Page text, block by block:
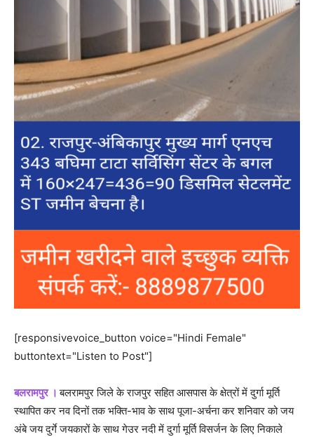
[responsivevoice_button voice="Hindi Female"
buttontext="Listen to Post"]
बलरामपुर ।बलरामपुर जिले के राजपुर सहित आसपास के क्षेत्रों में दुर्गा मूर्ति
स्थापित कर नव दिनों तक भक्ति-भाव के साथ पूजा-अर्चना कर शनिवार को जय
अंबे जय दुर्गे जयकारों के साथ गेउर नदी में दुर्गा मूर्ति विसर्जन के लिए निकाले